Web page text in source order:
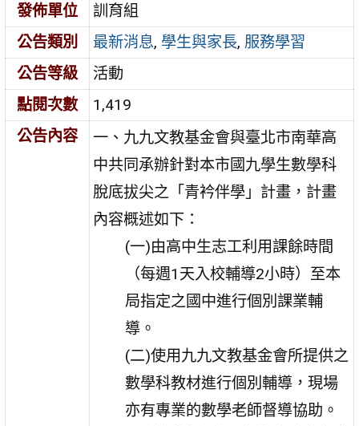
發佈單位
訓育組
公告類別
最新消息, 學生與家長, 服務學習
公告等級
活動
點閱次數
1,419
公告內容
一、九九文教基金會與臺北市南華高
中共同承辦針對本市國九學生數學科
脫底拔尖之「青衿伴學」計畫，計畫
內容概述如下：
(一)由高中生志工利用課餘時間
（每週1天入校輔導2小時）至本
局指定之國中進行個別課業輔
導。
(二)使用九九文教基金會所提供之
數學科教材進行個別輔導，現場
亦有專業的數學老師督導協助。